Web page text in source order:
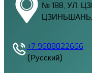
№ 188, УЛ.
+7 9688822666
(Русский)